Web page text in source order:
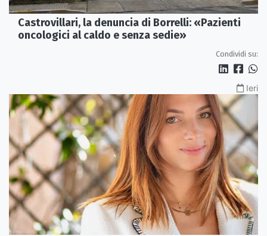
Castrovillari, la denuncia di Borrelli: «Pazienti
oncologici al caldo e senza sedie»
Condividi su:
Ieri